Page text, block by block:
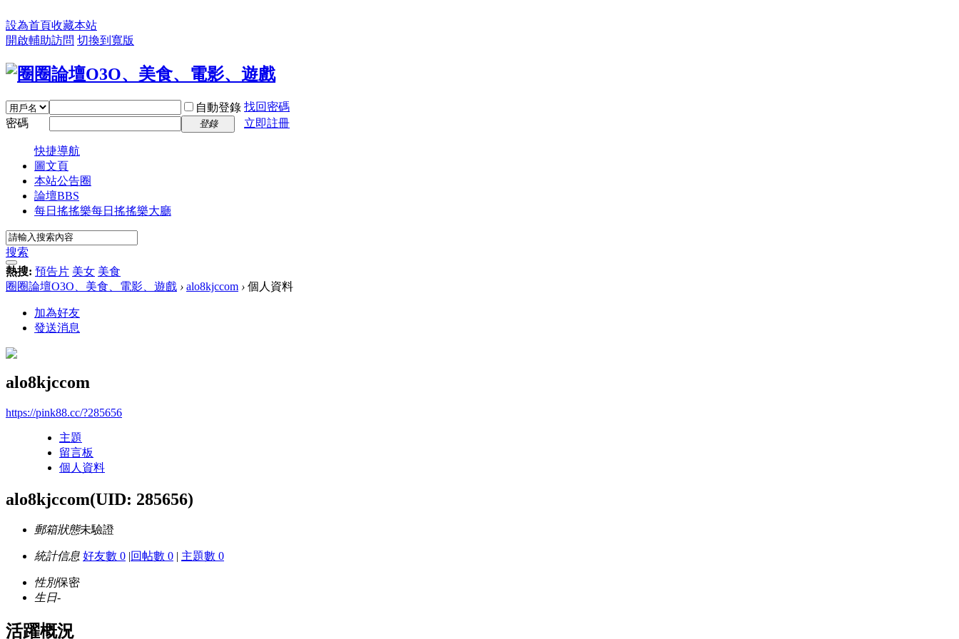
設為首頁收藏本站
開啟輔助訪問 切換到寬版
自動登錄 找回密碼
密碼
登錄 立即註冊
快捷導航
圖文頁
本站公告圈
論壇BBS
每日搖搖樂每日搖搖樂大廳
搜索
熱搜: 預告片 美女 美食
圈圈論壇O3O、美食、電影、遊戲 › alo8kjccom › 個人資料
加為好友
發送消息
alo8kjccom
https://pink88.cc/?285656
主題
留言板
個人資料
alo8kjccom(UID: 285656)
郵箱狀態未驗證
統計信息 好友數 0 |回帖數 0 | 主題數 0
性別保密
生日-
活躍概況